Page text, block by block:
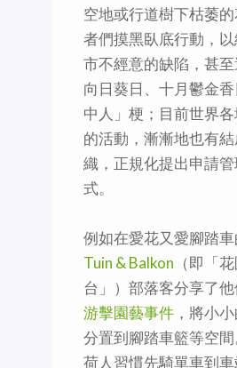
空地或行道樹下枯萎
者們摸黑臥底行動，
市不經意的缺陷，甚
向日葵日、十月鬱金
中人」梗；目前世界
的活動，漸漸地也有
織，正規化提出申請
式。
例如在愛花又愛腳踏車
Tuin & Balkon （即「
台」）部落客分享了
游擊園藝事件 ，將小
分置到腳踏車籃等空
荷人習慣先騎單車到